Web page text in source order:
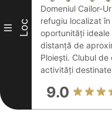
III Loc
Domeniul Cailor-
refugiu localizat
oportunități
distanță de
Ploiești. Clubul
activități
9.0